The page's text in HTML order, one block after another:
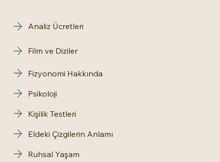
Analiz Ücretleri
Film ve Diziler
Fizyonomi Hakkında
Psikoloji
Kişilik Testleri
Eldeki Çizgilerin Anlamı
Ruhsal Yaşam